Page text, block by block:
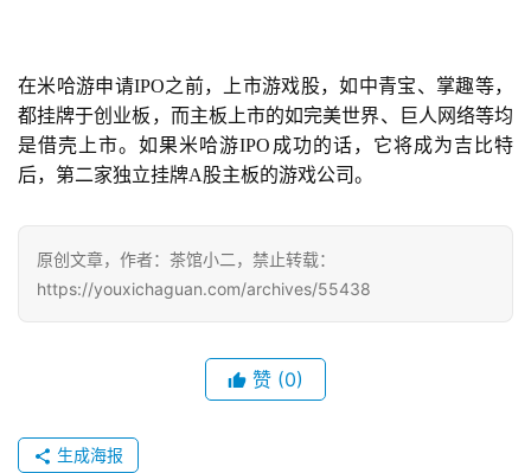
上
海
站
中
文
在米哈游申请IPO之前，上市游戏股，如中青宝、掌趣等，
都挂牌于创业板，而主板上市的如完美世界、巨人网络等均
是借壳上市。如果米哈游IPO成功的话，它将成为吉比特
后，第二家独立挂牌A股主板的游戏公司。
原创文章，作者：茶馆小二，禁止转载：
https://youxichaguan.com/archives/55438
赞 (0)
生成海报